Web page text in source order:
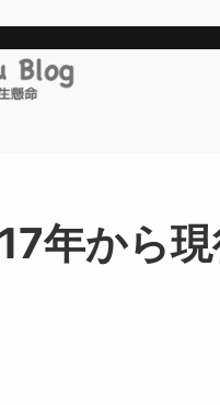
年から